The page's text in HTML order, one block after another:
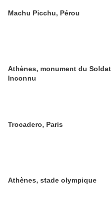
Machu Picchu, Pérou
Athènes, monument du Soldat
Inconnu
Trocadero, Paris
Athènes, stade olympique